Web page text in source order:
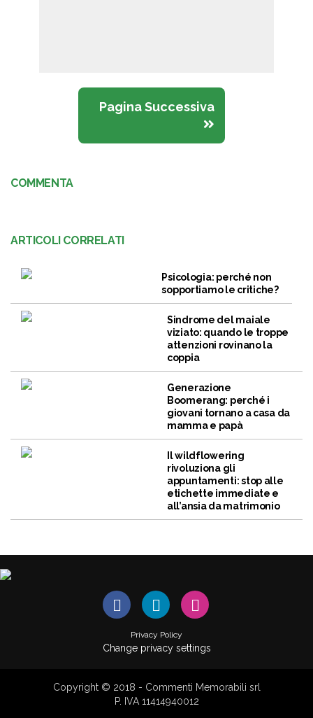
Pagina Successiva
COMMENTA
ARTICOLI CORRELATI
Psicologia: perché non
sopportiamo le critiche?
Sindrome del maiale
viziato: quando le troppe
attenzioni rovinano la
coppia
Generazione
Boomerang: perché i
giovani tornano a casa da
mamma e papà
Il wildflowering
rivoluziona gli
appuntamenti: stop alle
etichette immediate e
all’ansia da matrimonio
Privacy Policy
Change privacy settings
Copyright © 2018 - Commenti Memorabili srl
P. IVA 11414940012